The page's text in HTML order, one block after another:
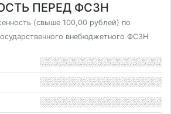
ПЕРЕД ФСЗН
(свыше 100,00 рублей) по
внебюджетного ФСЗН